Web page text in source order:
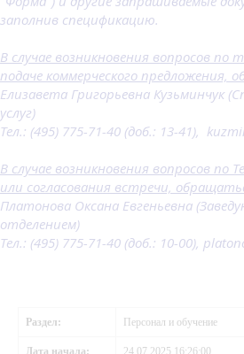
заполнив спецификацию.
В случае возникновения вопросов по
подаче коммерческого предложения,
Елизавета Григорьевна Кузьминчук
услуг)
Тел.: (495) 775-71-40 (доб.: 13-41),
В случае возникновения вопросов по
или согласования встречи,
Платонова Оксана Евгеньевна
отделением)
Тел.: (495) 775-71-40 (доб.: 10-00),
Раздел: Персонал и обучение
Дата начала: 24.07.2025 16:26:00